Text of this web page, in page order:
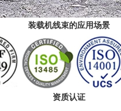
装载机线束的应用场景
资质认证